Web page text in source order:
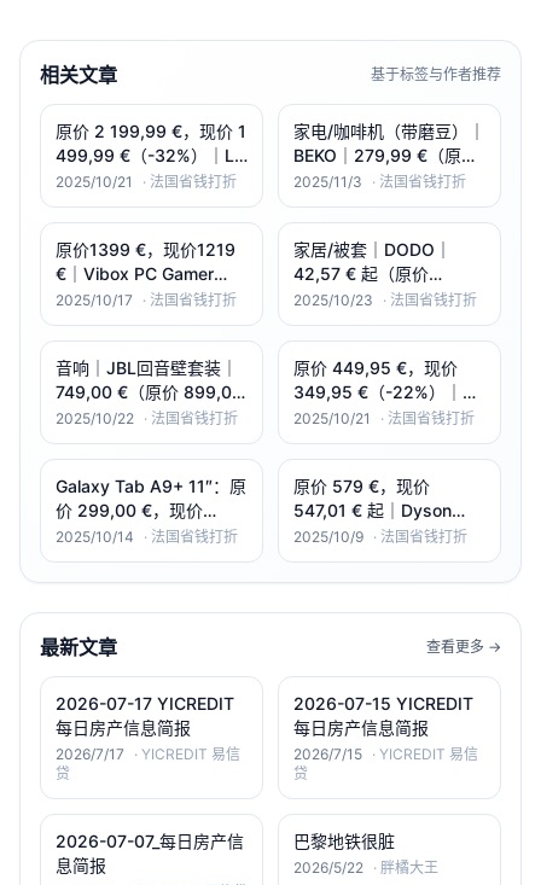
相关文章 基于标签与作者推荐
原价 2 199,99 €，现价 1
499,99 €（-32%）｜LG
65C46 65" 4K
OLED（120Hz｜webOS
｜4×HDMI＋3×USB）。
2025/10/21 · 法国省钱打折
家电/咖啡机（带磨豆）｜
BEKO｜279,99 €（原价
359,99 €）｜-22%｜
CEG7304X（1350W｜
19 bar｜彩色触控屏）
2025/11/3 · 法国省钱打折
原价1399 €，现价1219
€｜Vibox PC Gamer
Complet - Ryzen 5
5500 4,2 GHz - RTX
5060 Ti 8 Go - 16 Go
RAM - 1 T
2025/10/17 · 法国省钱打折
家居/被套｜DODO｜
42,57 € 起（原价
141,90 € 起）｜-70%｜
Percale 100%棉
·Thermosoft 温控·白色
（240×220/260×240）
2025/10/23 · 法国省钱打折
音响｜JBL回音壁套装｜
749,00 €（原价 899,00
€）｜-17%｜Bar 800
MK2 回音壁套装（可拆
卸后环绕｜Dolby Atmos
｜780W）
2025/10/22 · 法国省钱打折
原价 449,95 €，现价
349,95 €（-22%）｜
CREATE “TV Color
Studio” 43″ QLED
4K（哑光防眩＋彩色边
框/底座） 。
2025/10/21 · 法国省钱打折
Galaxy Tab A9+ 11″：原
价 299,00 €，现价
179,99 €（-40%）｜
Samsung Galaxy Tab
A9+
2025/10/14 · 法国省钱打折
原价 579 €，现价
547,01 € 起｜Dyson
V15 Detect 无线吸尘器
2025/10/9 · 法国省钱打折
最新文章 查看更多 →
2026-07-17 YICREDIT
每日房产信息简报
2026/7/17 · YICREDIT 易信
贷
2026-07-15 YICREDIT
每日房产信息简报
2026/7/15 · YICREDIT 易信
贷
2026-07-07_每日房产信
息简报
巴黎地铁很脏
2026/5/22 · 胖橘大王